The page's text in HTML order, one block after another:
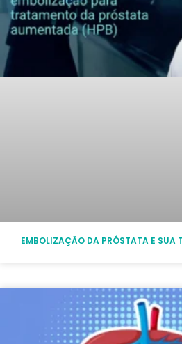
EMBOLIZAÇÃO DA PRÓSTATA E SUA